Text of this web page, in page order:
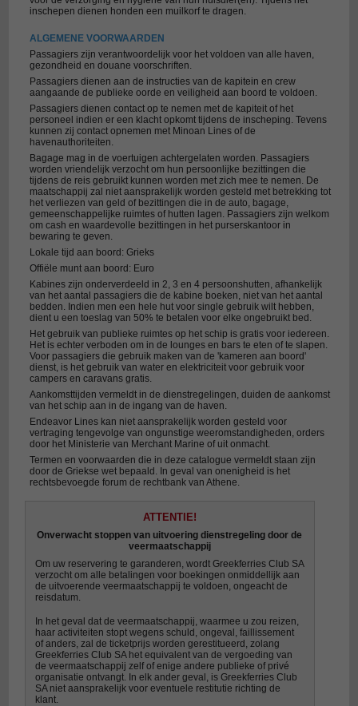
inschepen dienen honden een muilkorf te dragen.
ALGEMENE VOORWAARDEN
Passagiers zijn verantwoordelijk voor het voldoen van alle haven,
gezondheid en douane voorschriften.
Passagiers dienen aan de instructies van de kapitein en crew
aangaande de publieke oorde en veiligheid aan boord te voldoen.
Passagiers dienen contact op te nemen met de kapiteit of het
personeel indien er een klacht opkomt tijdens de inscheping. Tevens
kunnen zij contact opnemen met Minoan Lines of de
havenauthoriteiten.
Bagage mag in de voertuigen achtergelaten worden. Passagiers
worden vriendelijk verzocht om hun persoonlijke bezittingen die
tijdens de reis gebruikt kunnen worden met zich mee te nemen. De
maatschappij zal niet aansprakelijk worden gesteld met betrekking tot
het verliezen van geld of bezittingen die in de auto, bagage,
gemeenschappelijke ruimtes of hutten lagen. Passagiers zijn welkom
om cash en waardevolle bezittingen in het purserskantoor in
bewaring te geven.
Lokale tijd aan boord: Grieks
Offiële munt aan boord: Euro
Kabines zijn onderverdeeld in 2, 3 en 4 persoonshutten, afhankelijk
van het aantal passagiers die de kabine boeken, niet van het aantal
bedden. Indien men een hele hut voor single gebruik wilt hebben,
dient u een toeslag van 50% te betalen voor elke ongebruikt bed.
Het gebruik van publieke ruimtes op het schip is gratis voor iedereen.
Het is echter verboden om in de lounges en bars te eten of te slapen.
Voor passagiers die gebruik maken van de 'kameren aan boord'
dienst, is het gebruik van water en elektriciteit voor gebruik voor
campers en caravans gratis.
Aankomsttijden vermeldt in de dienstregelingen, duiden de aankomst
van het schip aan in de ingang van de haven.
Endeavor Lines kan niet aansprakelijk worden gesteld voor
vertraging tengevolge van ongunstige weeromstandigheden, orders
door het Ministerie van Merchant Marine of uit onmacht.
Termen en voorwaarden die in deze catalogue vermeldt staan zijn
door de Griekse wet bepaald. In geval van onenigheid is het
rechtsbevoegde forum de rechtbank van Athene.
ATTENTIE!
Onverwacht stoppen van uitvoering dienstregeling door de
veermaatschappij
Om uw reservering te garanderen, wordt Greekferries Club SA
verzocht om alle betalingen voor boekingen onmiddellijk aan
de uitvoerende veermaatschappij te voldoen, ongeacht de
reisdatum.
In het geval dat de veermaatschappij, waarmee u zou reizen,
haar activiteiten stopt wegens schuld, ongeval, faillissement
of anders, zal de ticketprijs worden gerestitueerd, zolang
Greekferries Club SA het equivalent van de vergoeding van
de veermaatschappij zelf of enige andere publieke of privé
organisatie ontvangt. In elk ander geval, is Greekferries Club
SA niet aansprakelijk voor eventuele restitutie richting de
klant.